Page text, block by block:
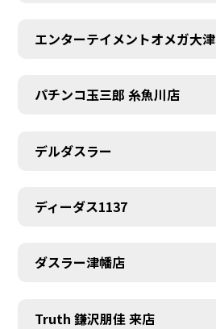
エンターテイメントオメガ大津
パチンコ玉三郎 糸魚川店
デルダスラー
ディーダス1137
ダスラー津幡店
Truth 鎌沢朋佳 来店